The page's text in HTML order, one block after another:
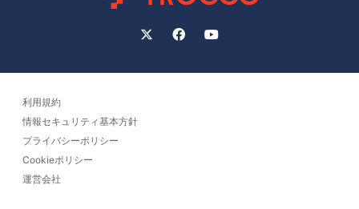
利用規約
情報セキュリティ基本方針
プライバシーポリシー
Cookieポリシー
運営会社